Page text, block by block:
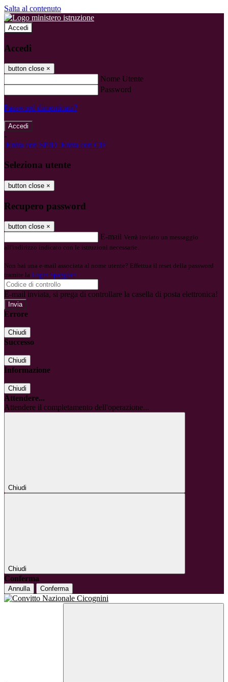
Salta al contenuto
Accedi
Accedi
button close ×
Nome Utente
Password
Password dimenticata?
-
Entra con SPID Entra con CIE
Seleziona utente
button close ×
Recupero password
button close ×
E-mail Verrà inviato un messaggio
all'indirizzo indicato con le istruzioni necessarie.
Non hai una e-mail associata al nome utente? Effettua il reset della password
tramite la Login Spaggiari
E-mail inviata, si prega di controllare la casella di posta elettronica!
Errore
Chiudi
Successo
Chiudi
Informazione
Chiudi
Attendere...
Attendere il completamento dell'operazione...
Chiudi
Chiudi
Conferma
Annulla Conferma